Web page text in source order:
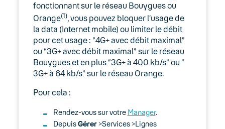
Conférence téléphonique
Glossaire mobile : 3G, 4G, IMEI, PIN, PUK,
RIO, SIM …
Le service client
Numéros virtuels
Option Standard mobile
fonctionnant sur le réseau Bouygues ou
Orange(1), vous pouvez bloquer l’usage de
la data (Internet mobile) ou limiter le débit
pour cet usage : “4G+ avec débit maximal”
ou “3G+ avec débit maximal” sur le réseau
Bouygues et en plus “3G+ à 400 kb/s” ou ”
3G+ à 64 kb/s” sur le réseau Orange.
Pour cela :
Rendez-vous sur votre Manager.
DepuisGérer>Services >Lignes